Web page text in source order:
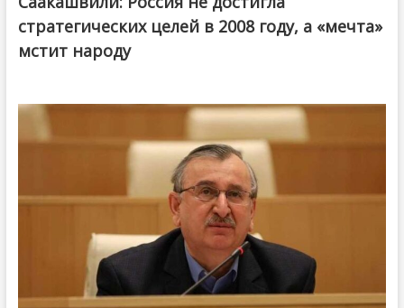
стратегических целей в 2008 году, а «мечта»
мстит народу